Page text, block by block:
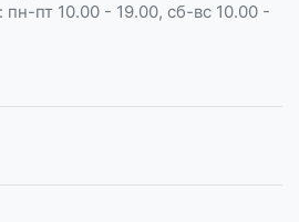
пт 10.00 - 19.00, сб-вс 10.00 -